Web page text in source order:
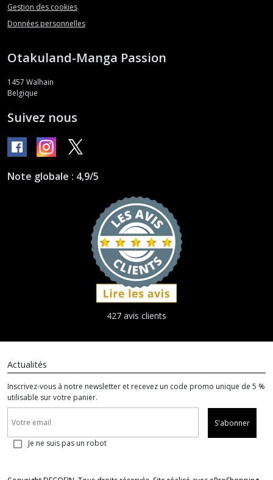
Gestion des cookies
Données personnelles
Otakuland-Manga Passion
1457 Walhain
Belgique
Suivez nous
Note globale : 4,9/5
427 avis clients
Actualités
Inscrivez-vous à notre newsletter et recevez un code promo unique de 5 %
utilisable sur votre panier.
S'abonner
Je ne suis pas un robot